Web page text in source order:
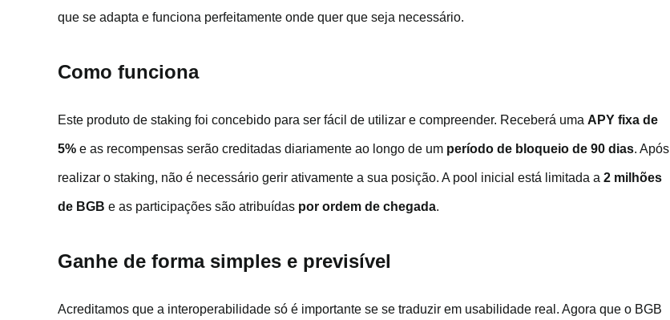
que se adapta e funciona perfeitamente onde quer que seja necessário.
Como funciona
Este produto de staking foi concebido para ser fácil de utilizar e compreender. Receberá uma APY fixa de
5% e as recompensas serão creditadas diariamente ao longo de um período de bloqueio de 90 dias. Após
realizar o staking, não é necessário gerir ativamente a sua posição. A pool inicial está limitada a 2 milhões
de BGB e as participações são atribuídas por ordem de chegada.
Ganhe de forma simples e previsível
Acreditamos que a interoperabilidade só é importante se se traduzir em usabilidade real. Agora que o BGB